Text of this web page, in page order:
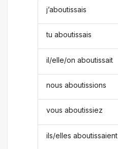
j’aboutissais
tu aboutissais
il/elle/on aboutissait
nous aboutissions
vous aboutissiez
ils/elles aboutissaient